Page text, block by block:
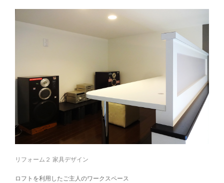
リフォーム２ 家具デザイン
ロフトを利用したご主人のワークスペース